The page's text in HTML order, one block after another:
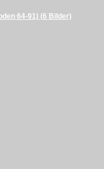
64-91) (6 Bilder)